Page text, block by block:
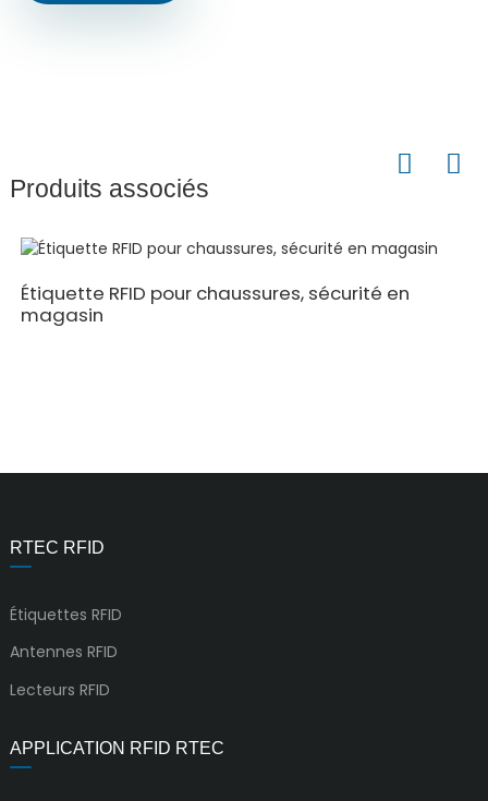
Produits associés
Étiquette RFID pour chaussures, sécurité en
magasin
RTEC RFID
Étiquettes RFID
Antennes RFID
Lecteurs RFID
APPLICATION RFID RTEC